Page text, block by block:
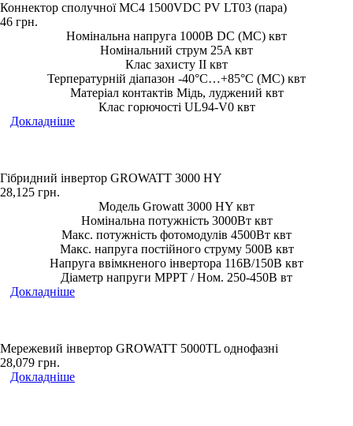
Коннектор сполучної MC4 1500VDC PV LT03 (пара)
46 грн.
Номінальна напруга 1000В DC (MC) квт
Номінальний струм 25A квт
Клас захисту II квт
Терпературній діапазон -40°C…+85°C (MC) квт
Матеріал контактів Мідь, луджений квт
Клас горючості UL94-V0 квт
Докладніше
Гібридний інвертор GROWATT 3000 HY
28,125 грн.
Модель Growatt 3000 HY квт
Номінальна потужність 3000Вт квт
Макс. потужність фотомодулів 4500Вт квт
Макс. напруга постійного струму 500В квт
Напруга ввімкненого інвертора 116В/150В квт
Діаметр напруги МРРТ / Ном. 250-450В вт
Докладніше
Мережевий інвертор GROWATT 5000TL однофазні
28,079 грн.
Докладніше